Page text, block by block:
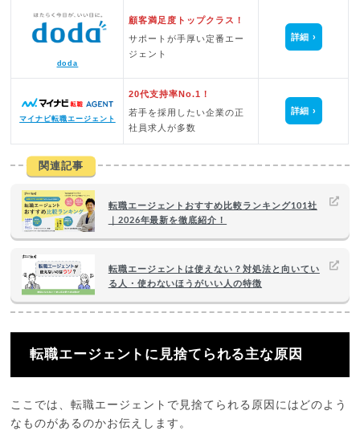
doda
顧客満足度トップクラス！
サポートが手厚い定番エー
ジェント
詳細
マイナビ転職エージェント
20代支持率No.1！
若手を採用したい企業の正
社員求人が多数
詳細
関連記事
転職エージェントおすすめ比較ランキング101社
｜2026年最新を徹底紹介！
転職エージェントは使えない？対処法と向いてい
る人・使わないほうがいい人の特徴
転職エージェントに見捨てられる主な原因
ここでは、転職エージェントで見捨てられる原因にはどのよう
なものがあるのかお伝えします。